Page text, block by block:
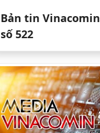
Bản tin
số 522